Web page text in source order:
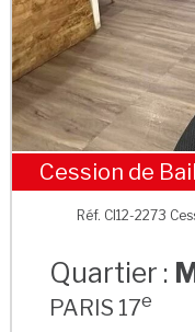
Cession de Bail
Réf. CI12-2273
Quartier :
PARIS 17e